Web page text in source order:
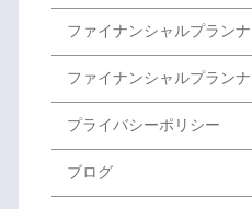
ファイナンシャルプラン
ファイナンシャルプラン
プライバシーポリシー
ブログ